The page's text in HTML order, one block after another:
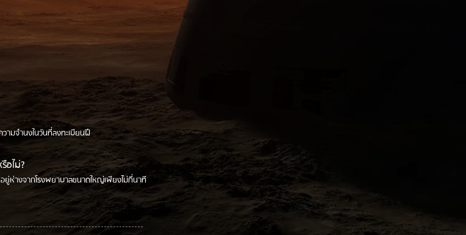
ามจำนงในวันที่ลงทะเบียนฝึ
อไม่?
ยู่ห่างจากโรงพยาบาลขนาดใหญ่เพียงไม่กี่นาที